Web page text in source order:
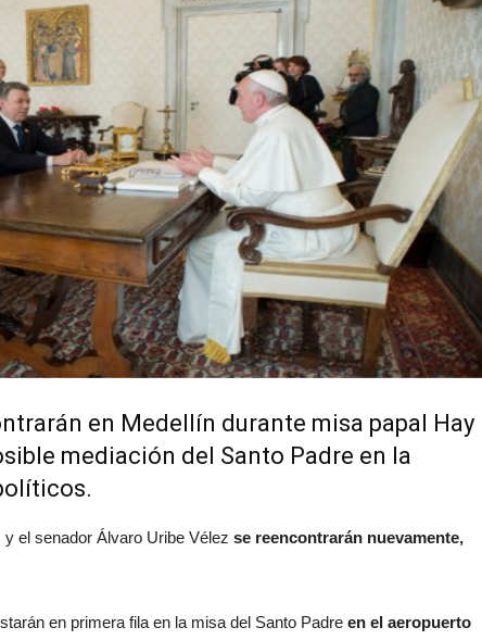
Botero
en Medellín durante misa papal Hay
mediación del Santo Padre en la
el senador Álvaro Uribe Vélez se reencontrarán nuevamente,
en primera fila en la misa del Santo Padre en el aeropuerto